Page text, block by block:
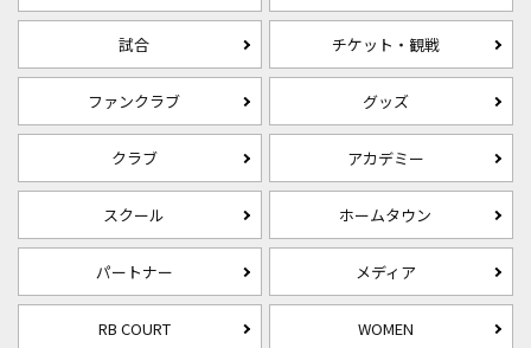
試合 チケット・観戦
ファンクラブ グッズ
クラブ アカデミー
スクール ホームタウン
パートナー メディア
RB COURT WOMEN